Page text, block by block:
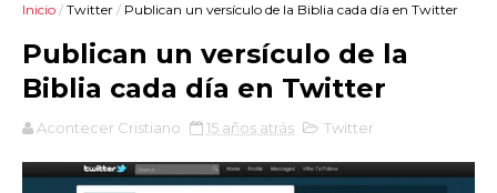
Inicio / Twitter / Publican un versículo de la Biblia cada día en Twitter
Publican un versículo de la
Biblia cada día en Twitter
Acontecer Cristiano 15 años atrás Twitter